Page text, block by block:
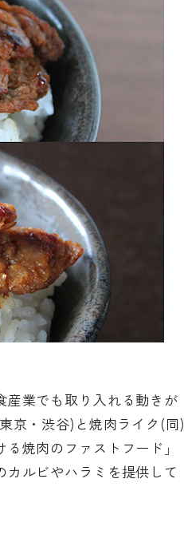
産業でも取り入れる動きが
京・渋谷)と焼肉ライク(同)
焼肉のファストフード」
ルビやハラミを提供して